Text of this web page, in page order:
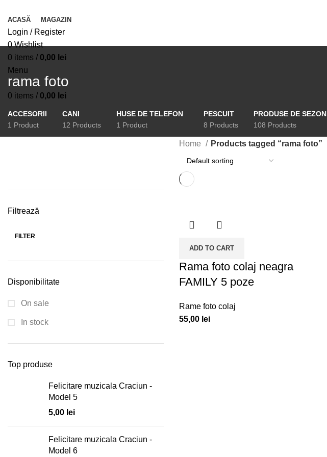
ACASĂ MAGAZIN
Login / Register
0Wishlist
0 items / 0,00 lei
Menu
0 items / 0,00 lei
rama foto
ACCESORII
1 Product
CANI
12 Products
HUSE DE TELEFON
1 Product
PESCUIT
8 Products
PRODUSE DE SEZON
108 Products
Filtrează
FILTER
Disponibilitate
On sale
In stock
Top produse
Felicitare muzicala Craciun -
Model 5
5,00 lei
Felicitare muzicala Craciun -
Model 6
Home Products tagged “rama foto”
ADD TO CART
Rama foto colaj neagra
FAMILY 5 poze
Rame foto colaj
55,00 lei